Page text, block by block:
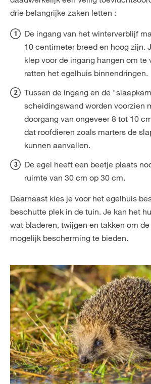
drie belangrijke zaken letten :
De ingang van het winterverblijf
10 centimeter breed en hoog zijn.
klep voor de ingang hangen om te
ratten het egelhuis binnendringen.
Tussen de ingang en de
scheidingswand worden voorzien
doorgang van ongeveer 8 tot 10
dat roofdieren zoals marters de
kunnen aanvallen.
De egel heeft een beetje plaats
ruimte van 30 cm op 30 cm.
Daarnaast kies je voor het egelhuis
beschutte plek in de tuin. Je kan het
wat bladeren, twijgen en takken om
mogelijk bescherming te bieden.